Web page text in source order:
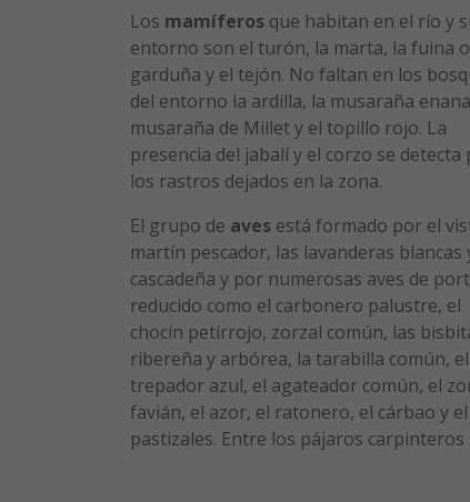
Los mamíferos que habitan en el río y
entorno son el turón, la marta, la fuina o
garduña y el tejón. No faltan en los
del entorno la ardilla, la musaraña
musaraña de Millet y el topillo rojo. La
presencia del jabalí y el corzo se detecta
los rastros dejados en la zona.
El grupo de aves está formado por el
martín pescador, las lavanderas blancas
cascadeña y por numerosas aves de
reducido como el carbonero palustre, el
chocín petirrojo, zorzal común, las
ribereña y arbórea, la tarabilla común, el
trepador azul, el agateador común, el
favián, el azor, el ratonero, el cárbao y
pastizales. Entre los pájaros